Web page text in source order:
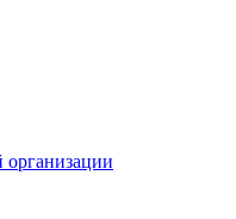
организации